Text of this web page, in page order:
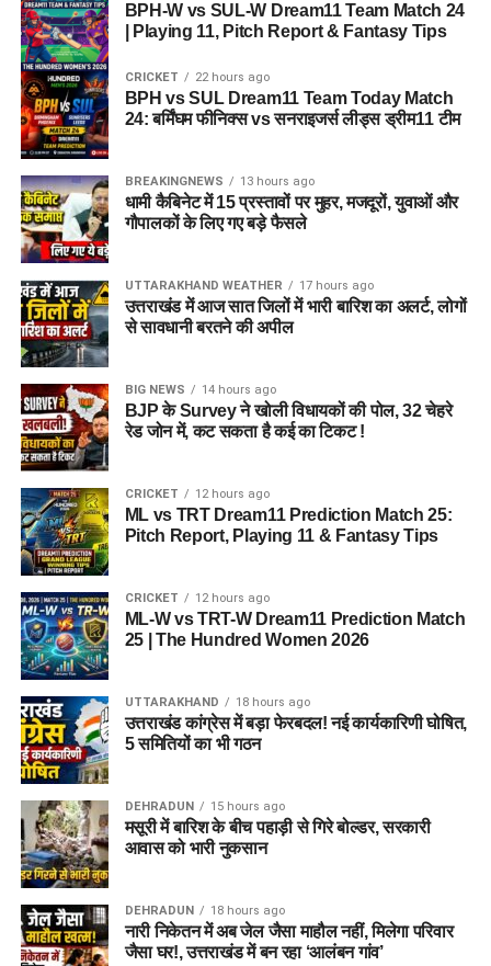
BPH-W vs SUL-W Dream11 Team Match 24
| Playing 11, Pitch Report & Fantasy Tips
CRICKET 22 hours ago
BPH vs SUL Dream11 Team Today Match
24: बर्मिंघम फीनिक्स vs सनराइजर्स लीड्स ड्रीम11 टीम
BREAKINGNEWS 13 hours ago
धामी कैबिनेट में 15 प्रस्तावों पर मुहर, मजदूरों, युवाओं और
गौपालकों के लिए गए बड़े फैसले
UTTARAKHAND WEATHER 17 hours ago
उत्तराखंड में आज सात जिलों में भारी बारिश का अलर्ट, लोगों
से सावधानी बरतने की अपील
BIG NEWS 14 hours ago
BJP के Survey ने खोली विधायकों की पोल, 32 चेहरे
रेड जोन में, कट सकता है कई का टिकट !
CRICKET 12 hours ago
ML vs TRT Dream11 Prediction Match 25:
Pitch Report, Playing 11 & Fantasy Tips
CRICKET 12 hours ago
ML-W vs TRT-W Dream11 Prediction Match
25 | The Hundred Women 2026
UTTARAKHAND 18 hours ago
उत्तराखंड कांग्रेस में बड़ा फेरबदल! नई कार्यकारिणी घोषित,
5 समितियों का भी गठन
DEHRADUN 15 hours ago
मसूरी में बारिश के बीच पहाड़ी से गिरे बोल्डर, सरकारी
आवास को भारी नुकसान
DEHRADUN 18 hours ago
नारी निकेतन में अब जेल जैसा माहौल नहीं, मिलेगा परिवार
जैसा घर!, उत्तराखंड में बन रहा ‘आलंबन गांव’